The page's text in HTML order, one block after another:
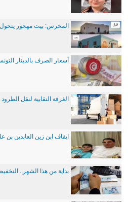
المحرس: بيت مهجور يتحول
أسعار الصرف بالدينار
الغرفة النقابية لنقل
ايقاف ابن زين العابدين بن
بداية من هذا الشهر..